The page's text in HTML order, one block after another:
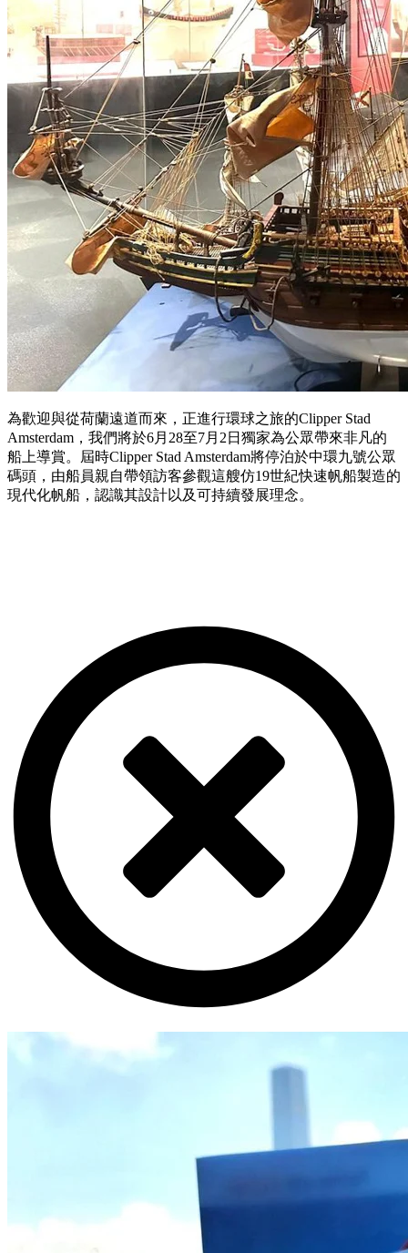
為歡迎與從荷蘭遠道而來，正進行環球之旅的Clipper Stad
Amsterdam，我們將於6月28至7月2日獨家為公眾帶來非凡的
船上導賞。屆時Clipper Stad Amsterdam將停泊於中環九號公眾
碼頭，由船員親自帶領訪客參觀這艘仿19世紀快速帆船製造的
現代化帆船，認識其設計以及可持續發展理念。